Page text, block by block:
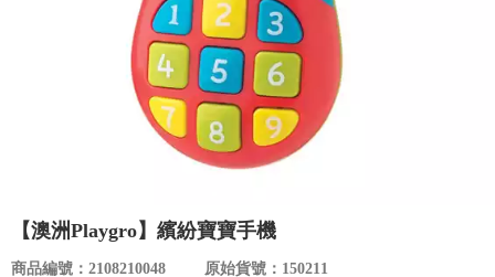
食品／健康食補
優惠活動
【澳洲Playgro】繽紛寶寶手機
商品編號：2108210048 原始貨號：150211